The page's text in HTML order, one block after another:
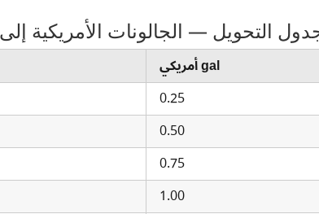
التحويل — الجالونات الأمريكية
gal أمريكي
0.25
0.50
0.75
1.00